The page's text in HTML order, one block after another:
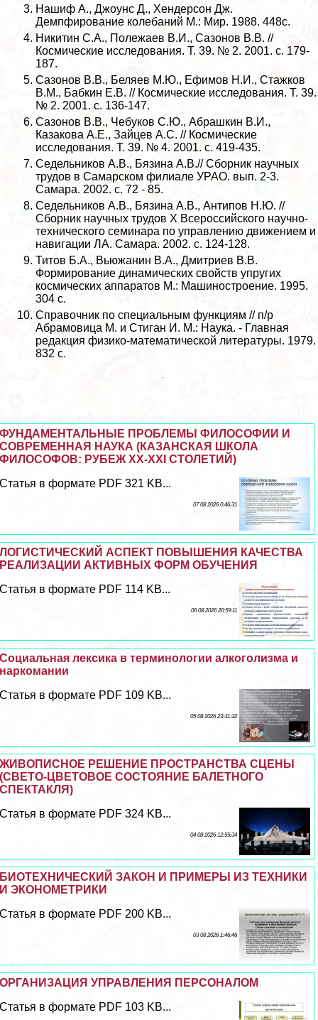
Нашиф А., Джоунс Д., Хендерсон Дж.
Демпфирование колебаний М.: Мир. 1988. 448с.
Никитин С.А., Полежаев В.И., Сазонов В.В. //
Космические исследования. Т. 39. № 2. 2001. с. 179-
187.
Сазонов В.В., Беляев М.Ю., Ефимов Н.И., Стажков
В.М., Бабкин Е.В. // Космические исследования. Т. 39.
№ 2. 2001. с. 136-147.
Сазонов В.В., Чебуков С.Ю., Абрашкин В.И.,
Казакова А.Е., Зайцев А.С. // Космические
исследования. Т. 39. № 4. 2001. с. 419-435.
Седельников А.В., Бязина А.В.// Сборник научных
трудов в Самарском филиале УРАО. вып. 2-3.
Самара. 2002. с. 72 - 85.
Седельников А.В., Бязина А.В., Антипов Н.Ю. //
Сборник научных трудов X Всероссийского научно-
технического семинара по управлению движением и
навигации ЛА. Самара. 2002. с. 124-128.
Титов Б.А., Вьюжанин В.А., Дмитриев В.В.
Формирование динамических свойств упругих
космических аппаратов М.: Машиностроение. 1995.
304 с.
Справочник по специальным функциям // п/р
Абрамовица М. и Стиган И. М.: Наука. - Главная
редакция физико-математической литературы. 1979.
832 с.
ФУНДАМЕНТАЛЬНЫЕ ПРОБЛЕМЫ ФИЛОСОФИИ И
СОВРЕМЕННАЯ НАУКА (КАЗАНСКАЯ ШКОЛА
ФИЛОСОФОВ: РУБЕЖ XX-XXI СТОЛЕТИЙ)
Статья в формате PDF 321 KB...
07 08 2026 0:46:31
ЛОГИСТИЧЕСКИЙ АСПЕКТ ПОВЫШЕНИЯ КАЧЕСТВА
РЕАЛИЗАЦИИ АКТИВНЫХ ФОРМ ОБУЧЕНИЯ
Статья в формате PDF 114 KB...
06 08 2026 20:59:11
Социальная лексика в терминологии алкоголизма и
наркомании
Статья в формате PDF 109 KB...
05 08 2026 23:31:32
ЖИВОПИСНОЕ РЕШЕНИЕ ПРОСТРАНСТВА СЦЕНЫ
(СВЕТО-ЦВЕТОВОЕ СОСТОЯНИЕ БАЛЕТНОГО
СПЕКТАКЛЯ)
Статья в формате PDF 324 KB...
04 08 2026 12:55:34
БИОТЕХНИЧЕСКИЙ ЗАКОН И ПРИМЕРЫ ИЗ ТЕХНИКИ
И ЭКОНОМЕТРИКИ
Статья в формате PDF 200 KB...
03 08 2026 1:46:46
ОРГАНИЗАЦИЯ УПРАВЛЕНИЯ ПЕРСОНАЛОМ
Статья в формате PDF 103 KB...